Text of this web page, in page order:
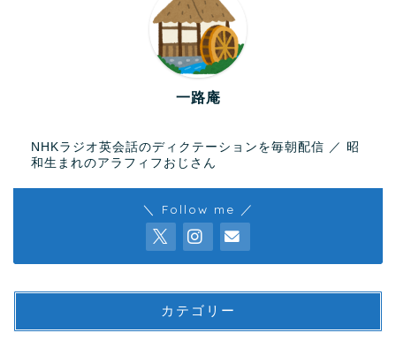
一路庵
NHKラジオ英会話のディクテーションを毎朝配信 ／ 昭
和生まれのアラフィフおじさん
＼ Follow me ／
カテゴリー